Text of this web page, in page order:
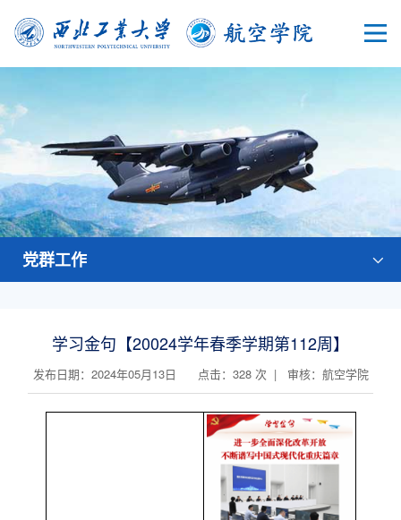
党群工作
学习金句【20024学年春季学期第112周】
发布日期：2024年05月13日 点击： 328 次 | 审核：航空学院